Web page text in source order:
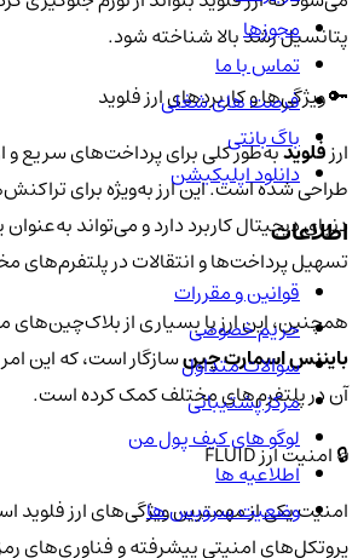
پتانسیل رشد بالا شناخته شود.
🔑 ویژگی‌ها و کاربردهای ارز فلوید
ارزفلویدبه‌طور کلی برای پرداخت‌های سریع و
طراحی شده است. این ارز به‌ویژه برای
دنیای دیجیتال کاربرد دارد و می‌تواند
تسهیل پرداخت‌ها و انتقالات در پلتفرم‌های
همچنین، این ارز با بسیاری از بلاک‌چین‌های
بایننس اسمارت چینسازگار است، که این
آن در پلتفرم‌های مختلف کمک کرده است.
🔒 امنیت ارز FLUID
امنیت یکی از مهمترین ویژگی‌های ارز فلوید
پروتکل‌های امنیتی پیشرفته و فناوری‌های
مجوزها
تماس با ما
فرصت های شغلی
باگ بانتی
دانلود اپلیکیشن
اطلاعات
قوانین و مقررات
حریم خصوصی
سوالات متداول
مرکز پشتیبانی
لوگو های کیف پول من
اطلاعیه ها
وضعیت سرویس ها